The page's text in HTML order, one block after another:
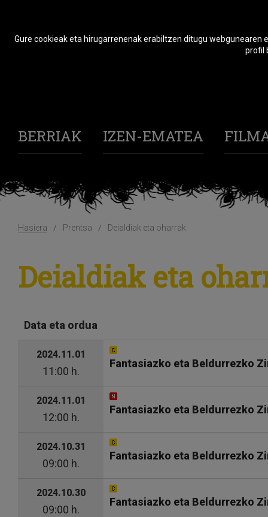
BERRIAK IZEN-EMATEA
Hasiera Prentsa Deialdiak eta oharrak
Deialdiak eta
Data eta ordua
2024.11.01
11:00 h.
Fantasiazko eta Beldurrezko
2024.11.01
12:00 h.
Fantasiazko eta Beldurrezko
2024.10.31
09:00 h.
Fantasiazko eta Beldurrezko
2024.10.30
09:00 h.
Fantasiazko eta Beldurrezko
Gure cookieak eta hirugarrenenak erabiltzen ditugu
profil